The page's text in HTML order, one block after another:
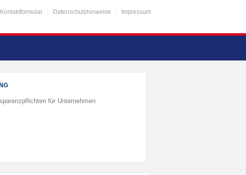
Kontaktformular Datenschutzhinweise Impressum
für Unternehmen